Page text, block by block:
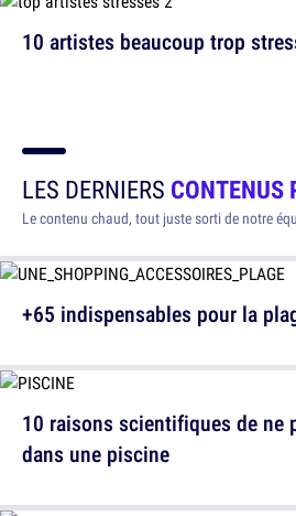
10 artistes beaucoup trop
LES DERNIERS CONTENUS
Le contenu chaud, tout juste sorti de notre
+65 indispensables pour la
10 raisons scientifiques de ne
dans une piscine